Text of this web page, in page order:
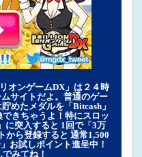
オンゲームDX」は２４時
サイトだよ。普通のゲー
めたメダルを「Bitcash」
きちゃうよ！特にスロッ
に突入すると 1回で「3万
から登録すると 通常1,500
お試しポイント進呈中！
みてね！